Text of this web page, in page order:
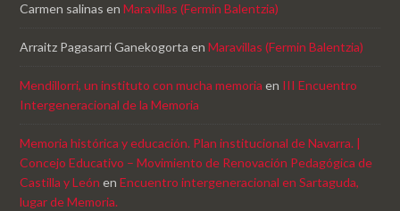
Carmen salinas enMaravillas (Fermin Balentzia)
Arraitz Pagasarri Ganekogorta enMaravillas (Fermin Balentzia)
Mendillorri, un instituto con mucha memoria en III Encuentro
Intergeneracional de la Memoria
Memoria histórica y educación. Plan institucional de Navarra. |
Concejo Educativo – Movimiento de Renovación Pedagógica de
Castilla y León enEncuentro intergeneracional en Sartaguda,
lugar de Memoria.